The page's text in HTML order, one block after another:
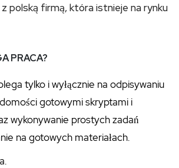
polską firmą, która istnieje na rynku
PRACA?
tylko i wyłącznie na odpisywaniu
gotowymi skryptami i
wykonywanie prostych zadań
na gotowych materiałach.